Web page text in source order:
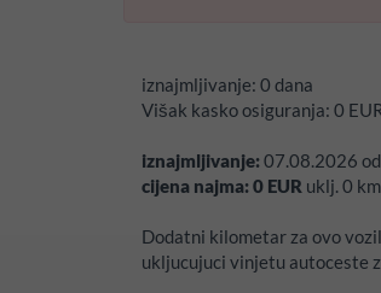
iznajmljivanje: 0 dana
Višak kasko osiguranja: 0
iznajmljivanje:07.08.2026 od
cijena najma:0 EUR uklj. 0 km
Dodatni kilometar za ovo
ukljucujuci vinjetu autoceste